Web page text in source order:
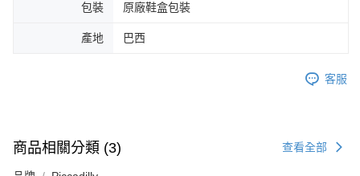
包裝 原廠鞋盒包裝
產地 巴西
客服
商品相關分類 (3) 查看全部